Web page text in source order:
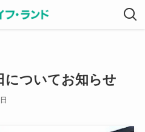
についてお知らせ